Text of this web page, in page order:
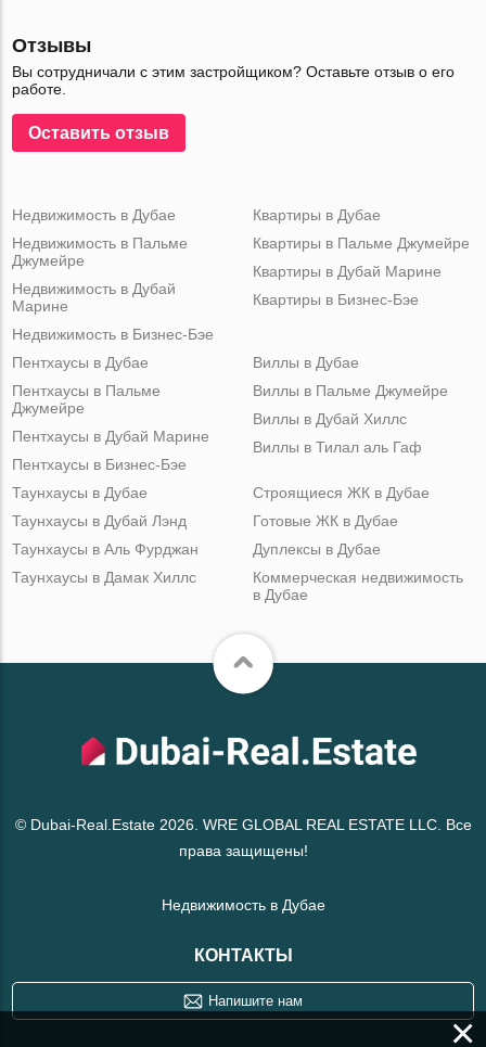
Отзывы
Вы сотрудничали с этим застройщиком? Оставьте отзыв о его
работе.
Оставить отзыв
Недвижимость в Дубае
Недвижимость в Пальме
Джумейре
Недвижимость в Дубай
Марине
Недвижимость в Бизнес-Бэе
Квартиры в Дубае
Квартиры в Пальме Джумейре
Квартиры в Дубай Марине
Квартиры в Бизнес-Бэе
Пентхаусы в Дубае
Пентхаусы в Пальме
Джумейре
Пентхаусы в Дубай Марине
Пентхаусы в Бизнес-Бэе
Виллы в Дубае
Виллы в Пальме Джумейре
Виллы в Дубай Хиллс
Виллы в Тилал аль Гаф
Таунхаусы в Дубае
Таунхаусы в Дубай Лэнд
Таунхаусы в Аль Фурджан
Таунхаусы в Дамак Хиллс
Строящиеся ЖК в Дубае
Готовые ЖК в Дубае
Дуплексы в Дубае
Коммерческая недвижимость
в Дубае
© Dubai-Real.Estate 2026. WRE GLOBAL REAL ESTATE LLC. Все
права защищены!
Недвижимость в Дубае
КОНТАКТЫ
Напишите нам
×